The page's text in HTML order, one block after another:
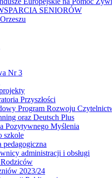
SENIORÓW
Nr 3
Przyszłości
Program Rozwoju
oraz Deutsch Plus
Pozytywnego Myślenia
szkole
pedagogiczna
administracji i obsługi
2023/24